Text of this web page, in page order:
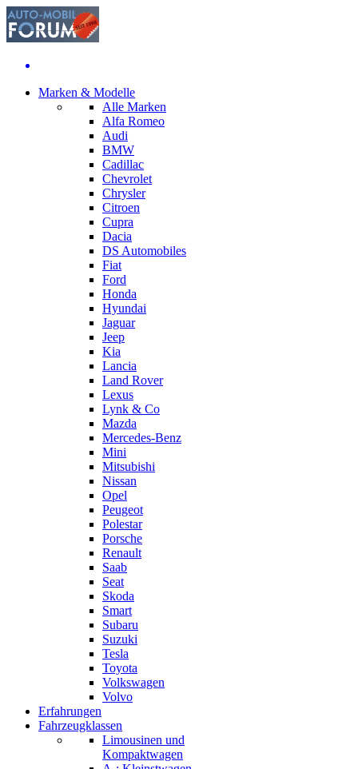
Marken & Modelle
Alle Marken
Alfa Romeo
Audi
BMW
Cadillac
Chevrolet
Chrysler
Citroen
Cupra
Dacia
DS Automobiles
Fiat
Ford
Honda
Hyundai
Jaguar
Jeep
Kia
Lancia
Land Rover
Lexus
Lynk & Co
Mazda
Mercedes-Benz
Mini
Mitsubishi
Nissan
Opel
Peugeot
Polestar
Porsche
Renault
Saab
Seat
Skoda
Smart
Subaru
Suzuki
Tesla
Toyota
Volkswagen
Volvo
Erfahrungen
Fahrzeugklassen
Limousinen und
Kompaktwagen